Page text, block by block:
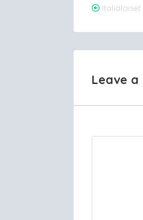
Post
Italialaiset
Leave a